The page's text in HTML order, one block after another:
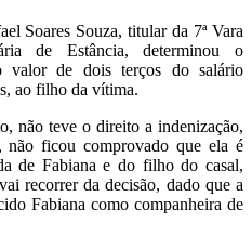
Soares Souza, titular da 7ª Vara
de Estância, determinou o
valor de dois terços do salário
ao filho da vítima.
não teve o direito a indenização,
ficou comprovado que ela é
de Fabiana e do filho do casal,
recorrer da decisão, dado que a
Fabiana como companheira de